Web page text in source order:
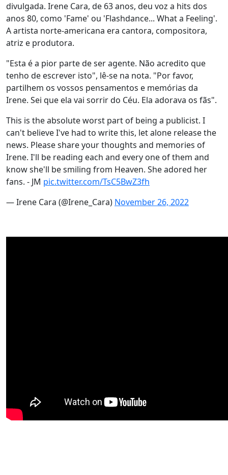
divulgada. Irene Cara, de 63 anos, deu voz a hits dos
anos 80, como 'Fame' ou 'Flashdance... What a Feeling'.
A artista norte-americana era cantora, compositora,
atriz e produtora.
"Esta é a pior parte de ser agente. Não acredito que
tenho de escrever isto", lê-se na nota. "Por favor,
partilhem os vossos pensamentos e memórias da
Irene. Sei que ela vai sorrir do Céu. Ela adorava os fãs".
This is the absolute worst part of being a publicist. I
can't believe I've had to write this, let alone release the
news. Please share your thoughts and memories of
Irene. I'll be reading each and every one of them and
know she'll be smiling from Heaven. She adored her
fans. - JM pic.twitter.com/TsC5BwZ3fh
— Irene Cara (@Irene_Cara) November 26, 2022